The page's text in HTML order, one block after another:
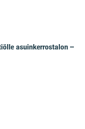
asuinkerrostalon –